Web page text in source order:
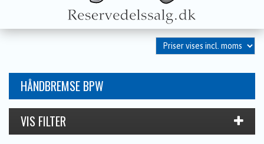
HÅNDBREMSE BPW